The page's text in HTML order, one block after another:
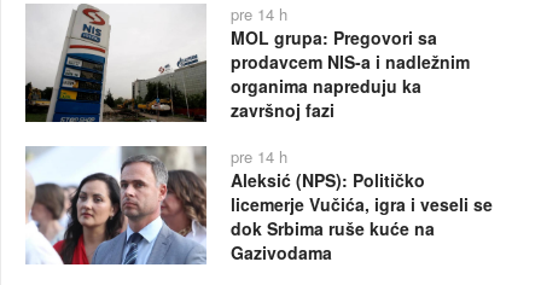
pre 14 h
MOL grupa: Pregovori sa
prodavcem NIS-a i nadležnim
organima napreduju ka
završnoj fazi
pre 14 h
Aleksić (NPS): Političko
licemerje Vučića, igra i veseli se
dok Srbima ruše kuće na
Gazivodama